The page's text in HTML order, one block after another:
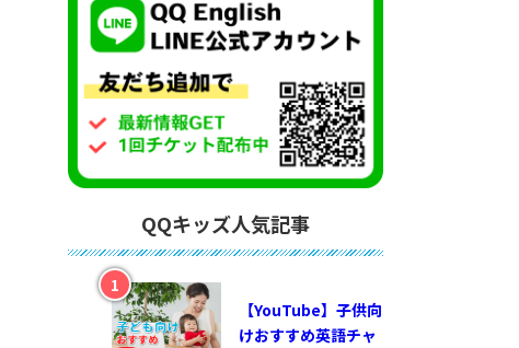
QQキッズ人気記事
【YouTube】子供向
けおすすめ英語チャ